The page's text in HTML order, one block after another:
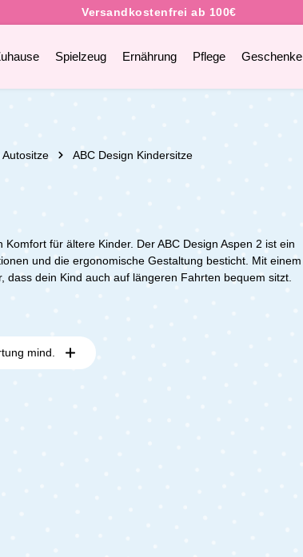
Spielzeug Ernährung Pflege Geschenke
Autositze ABC Design Kindersitze
für ältere Kinder. Der ABC Design Aspen 2 ist ein
und die ergonomische Gestaltung besticht. Mit einem
dein Kind auch auf längeren Fahrten bequem sitzt.
mind.